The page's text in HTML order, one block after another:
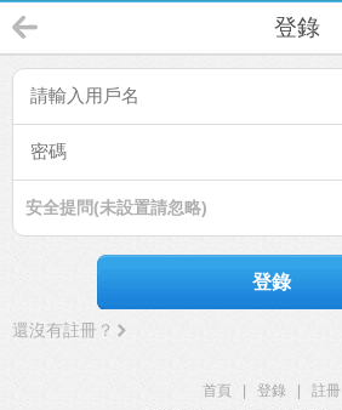
登錄
安全提問(未設置請忽略)
登錄
還沒有註冊？
首頁 登錄
註冊